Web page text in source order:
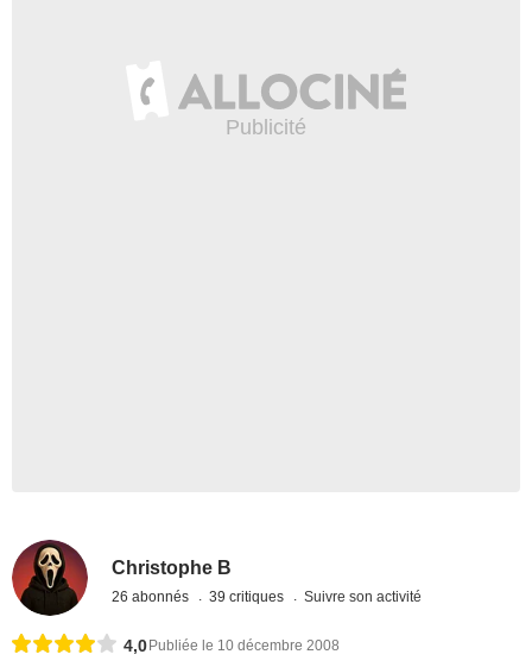
Christophe B
26 abonnés 39 critiques Suivre son activité
4,0 Publiée le 10 décembre 2008